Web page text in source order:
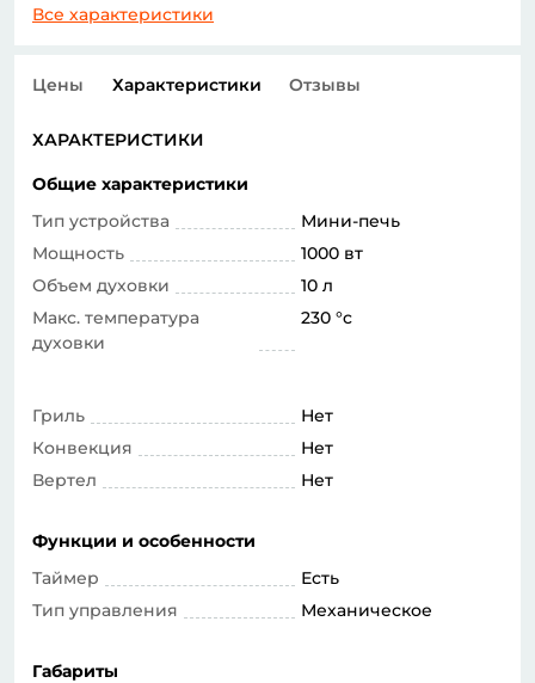
Все характеристики
Цены Характеристики Отзывы
ХАРАКТЕРИСТИКИ
Общие характеристики
Тип устройства
Мини-печь
Мощность
1000 вт
Объем духовки
10 л
Макс. температура
духовки
230 °c
Гриль
Нет
Конвекция
Нет
Вертел
Нет
Функции и особенности
Таймер
Есть
Тип управления
Механическое
Габариты